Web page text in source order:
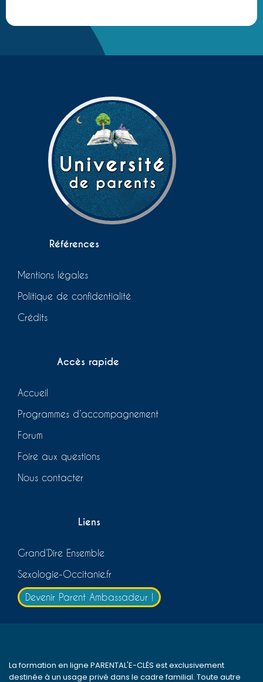
Références
Mentions légales
Politique de confidentialité
Crédits
Accès rapide
Accueil
Programmes d’accompagnement
Forum
Foire aux questions
Nous contacter
Liens
Grand’Dire Ensemble
Sexologie-Occitanie.fr
Devenir Parent Ambassadeur !
La formation en ligne PARENTAL'E-CLÉS est exclusivement
destinée à un usage privé dans le cadre familial. Toute autre